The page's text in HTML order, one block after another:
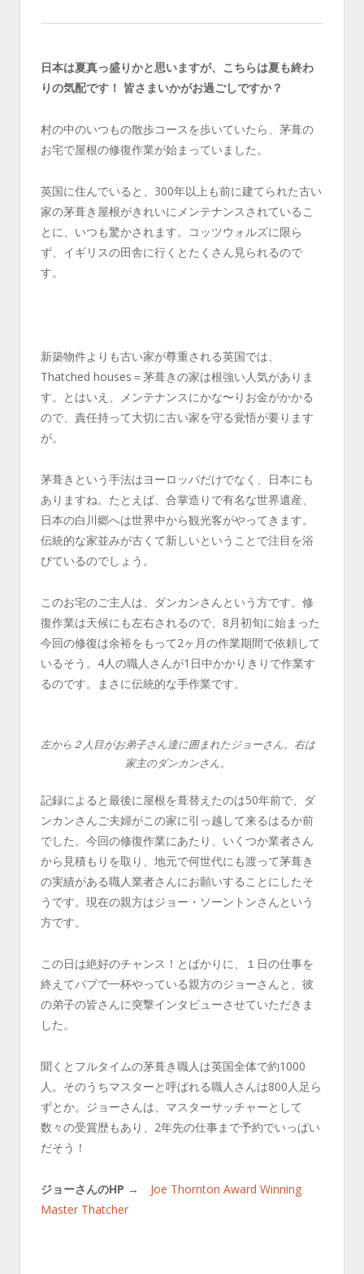
日本は夏真っ盛りかと思いますが、こちらは夏も終わ
りの気配です！ 皆さまいかがお過ごしですか？
村の中のいつもの散歩コースを歩いていたら、茅葺の
お宅で屋根の修復作業が始まっていました。
英国に住んでいると、300年以上も前に建てられた古い
家の茅葺き屋根がきれいにメンテナンスされているこ
とに、いつも驚かされます。コッツウォルズに限ら
ず、イギリスの田舎に行くとたくさん見られるので
す。
新築物件よりも古い家が尊重される英国では、
Thatched houses＝茅葺きの家は根強い人気がありま
す。とはいえ、メンテナンスにかな〜りお金がかかる
ので、責任持って大切に古い家を守る覚悟が要ります
が。
茅葺きという手法はヨーロッパだけでなく、日本にも
ありますね。たとえば、合掌造りで有名な世界遺産、
日本の白川郷へは世界中から観光客がやってきます。
伝統的な家並みが古くて新しいということで注目を浴
びているのでしょう。
このお宅のご主人は、ダンカンさんという方です。修
復作業は天候にも左右されるので、8月初旬に始まった
今回の修復は余裕をもって2ヶ月の作業期間で依頼して
いるそう。4人の職人さんが1日中かかりきりで作業す
るのです。まさに伝統的な手作業です。
左から２人目がお弟子さん達に囲まれたジョーさん。右は
家主のダンカンさん。
記録によると最後に屋根を葺替えたのは50年前で、ダ
ンカンさんご夫婦がこの家に引っ越して来るはるか前
でした。今回の修復作業にあたり、いくつか業者さん
から見積もりを取り、地元で何世代にも渡って茅葺き
の実績がある職人業者さんにお願いすることにしたそ
うです。現在の親方はジョー・ソーントンさんという
方です。
この日は絶好のチャンス！とばかりに、１日の仕事を
終えてパブで一杯やっている親方のジョーさんと、彼
の弟子の皆さんに突撃インタビューさせていただきま
した。
聞くとフルタイムの茅葺き職人は英国全体で約1000
人。そのうちマスターと呼ばれる職人さんは800人足ら
ずとか。ジョーさんは、マスターサッチャーとして
数々の受賞歴もあり、2年先の仕事まで予約でいっぱい
だそう！
ジョーさんのHP → Joe Thornton Award Winning
Master Thatcher